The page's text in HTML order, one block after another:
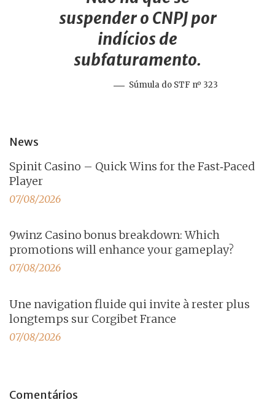
suspender o CNPJ por
indícios de
subfaturamento.
Súmula do STF nº 323
News
Spinit Casino – Quick Wins for the Fast‑Paced
Player
07/08/2026
9winz Casino bonus breakdown: Which
promotions will enhance your gameplay?
07/08/2026
Une navigation fluide qui invite à rester plus
longtemps sur Corgibet France
07/08/2026
Comentários